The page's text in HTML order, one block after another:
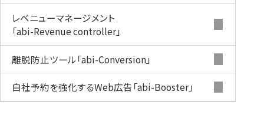
レベニューマネージメント
「abi-Revenue controller」
離脱防止ツール「abi-Conversion」
自社予約を強化するWeb広告 「abi-Booster」